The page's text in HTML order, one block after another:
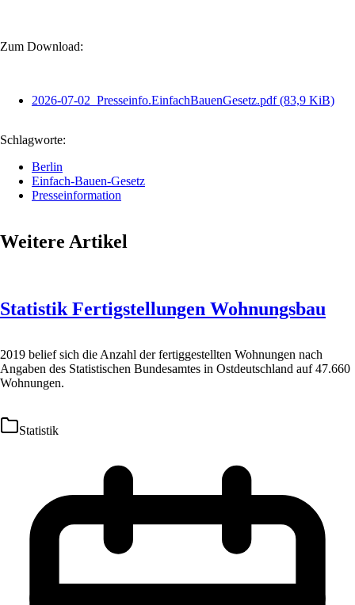
Zum Download:
2026-07-02_Presseinfo.EinfachBauenGesetz.pdf(83,9 KiB)
Schlagworte:
Berlin
Einfach-Bauen-Gesetz
Presseinformation
Weitere Artikel
Statistik Fertigstellungen Wohnungsbau
2019 belief sich die Anzahl der fertiggestellten Wohnungen nach
Angaben des Statistischen Bundesamtes in Ostdeutschland auf 47.660
Wohnungen.
Statistik